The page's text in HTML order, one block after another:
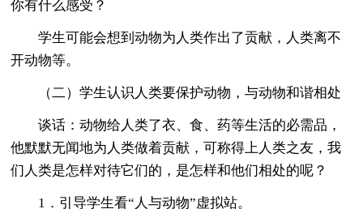
你有什么感受？
学生可能会想到动物为人类作出了贡献，人类离不
开动物等。
（二）学生认识人类要保护动物，与动物和谐相处
谈话：动物给人类了衣、食、药等生活的必需品，
他默默无闻地为人类做着贡献，可称得上人类之友，我
们人类是怎样对待它们的，是怎样和他们相处的呢？
1．引导学生看“人与动物”虚拟站。